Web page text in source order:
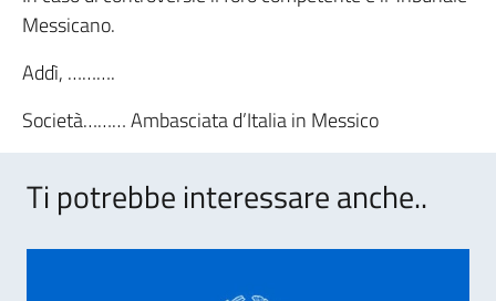
Messicano.
Addì, ……….
Società……… Ambasciata d’Italia in Messico
Ti potrebbe interessare anche..